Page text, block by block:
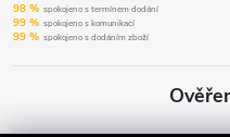
98 % spokojeno s termínem dodání
99 % spokojeno s komunikací
99 % spokojeno s dodáním zboží